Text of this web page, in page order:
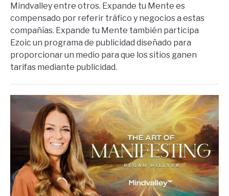
Mindvalley entre otros. Expande tu Mente es
compensado por referir tráfico y negocios a estas
compañías. Expande tu Mente también participa
Ezoic un programa de publicidad diseñado para
proporcionar un medio para que los sitios ganen
tarifas mediante publicidad.